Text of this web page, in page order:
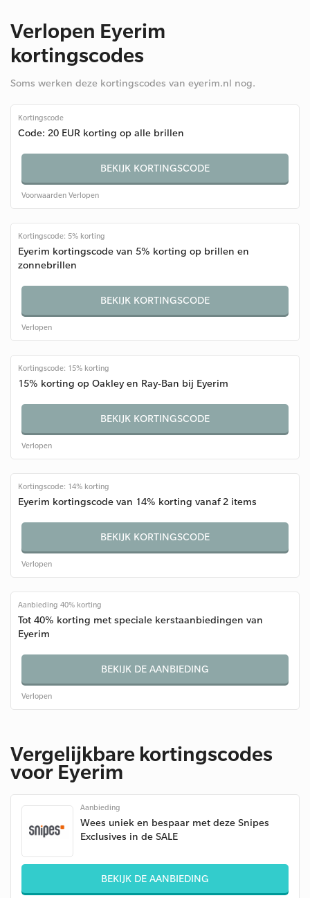
Verlopen Eyerim
kortingscodes
Soms werken deze kortingscodes van eyerim.nl nog.
Kortingscode
Code: 20 EUR korting op alle brillen
BEKIJK KORTINGSCODE
Voorwaarden Verlopen
Kortingscode: 5% korting
Eyerim kortingscode van 5% korting op brillen en
zonnebrillen
BEKIJK KORTINGSCODE
Verlopen
Kortingscode: 15% korting
15% korting op Oakley en Ray-Ban bij Eyerim
BEKIJK KORTINGSCODE
Verlopen
Kortingscode: 14% korting
Eyerim kortingscode van 14% korting vanaf 2 items
BEKIJK KORTINGSCODE
Verlopen
Aanbieding 40% korting
Tot 40% korting met speciale kerstaanbiedingen van
Eyerim
BEKIJK DE AANBIEDING
Verlopen
Vergelijkbare kortingscodes
voor Eyerim
Aanbieding
Wees uniek en bespaar met deze Snipes
Exclusives in de SALE
BEKIJK DE AANBIEDING